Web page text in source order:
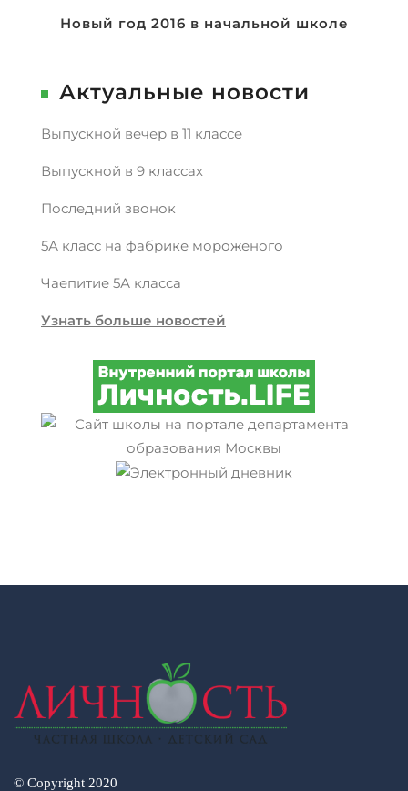
записям
Новый год 2016 в начальной школе
Актуальные новости
Выпускной вечер в 11 классе
Выпускной в 9 классах
Последний звонок
5А класс на фабрике мороженого
Чаепитие 5А класса
Узнать больше новостей
© Copyright 2020